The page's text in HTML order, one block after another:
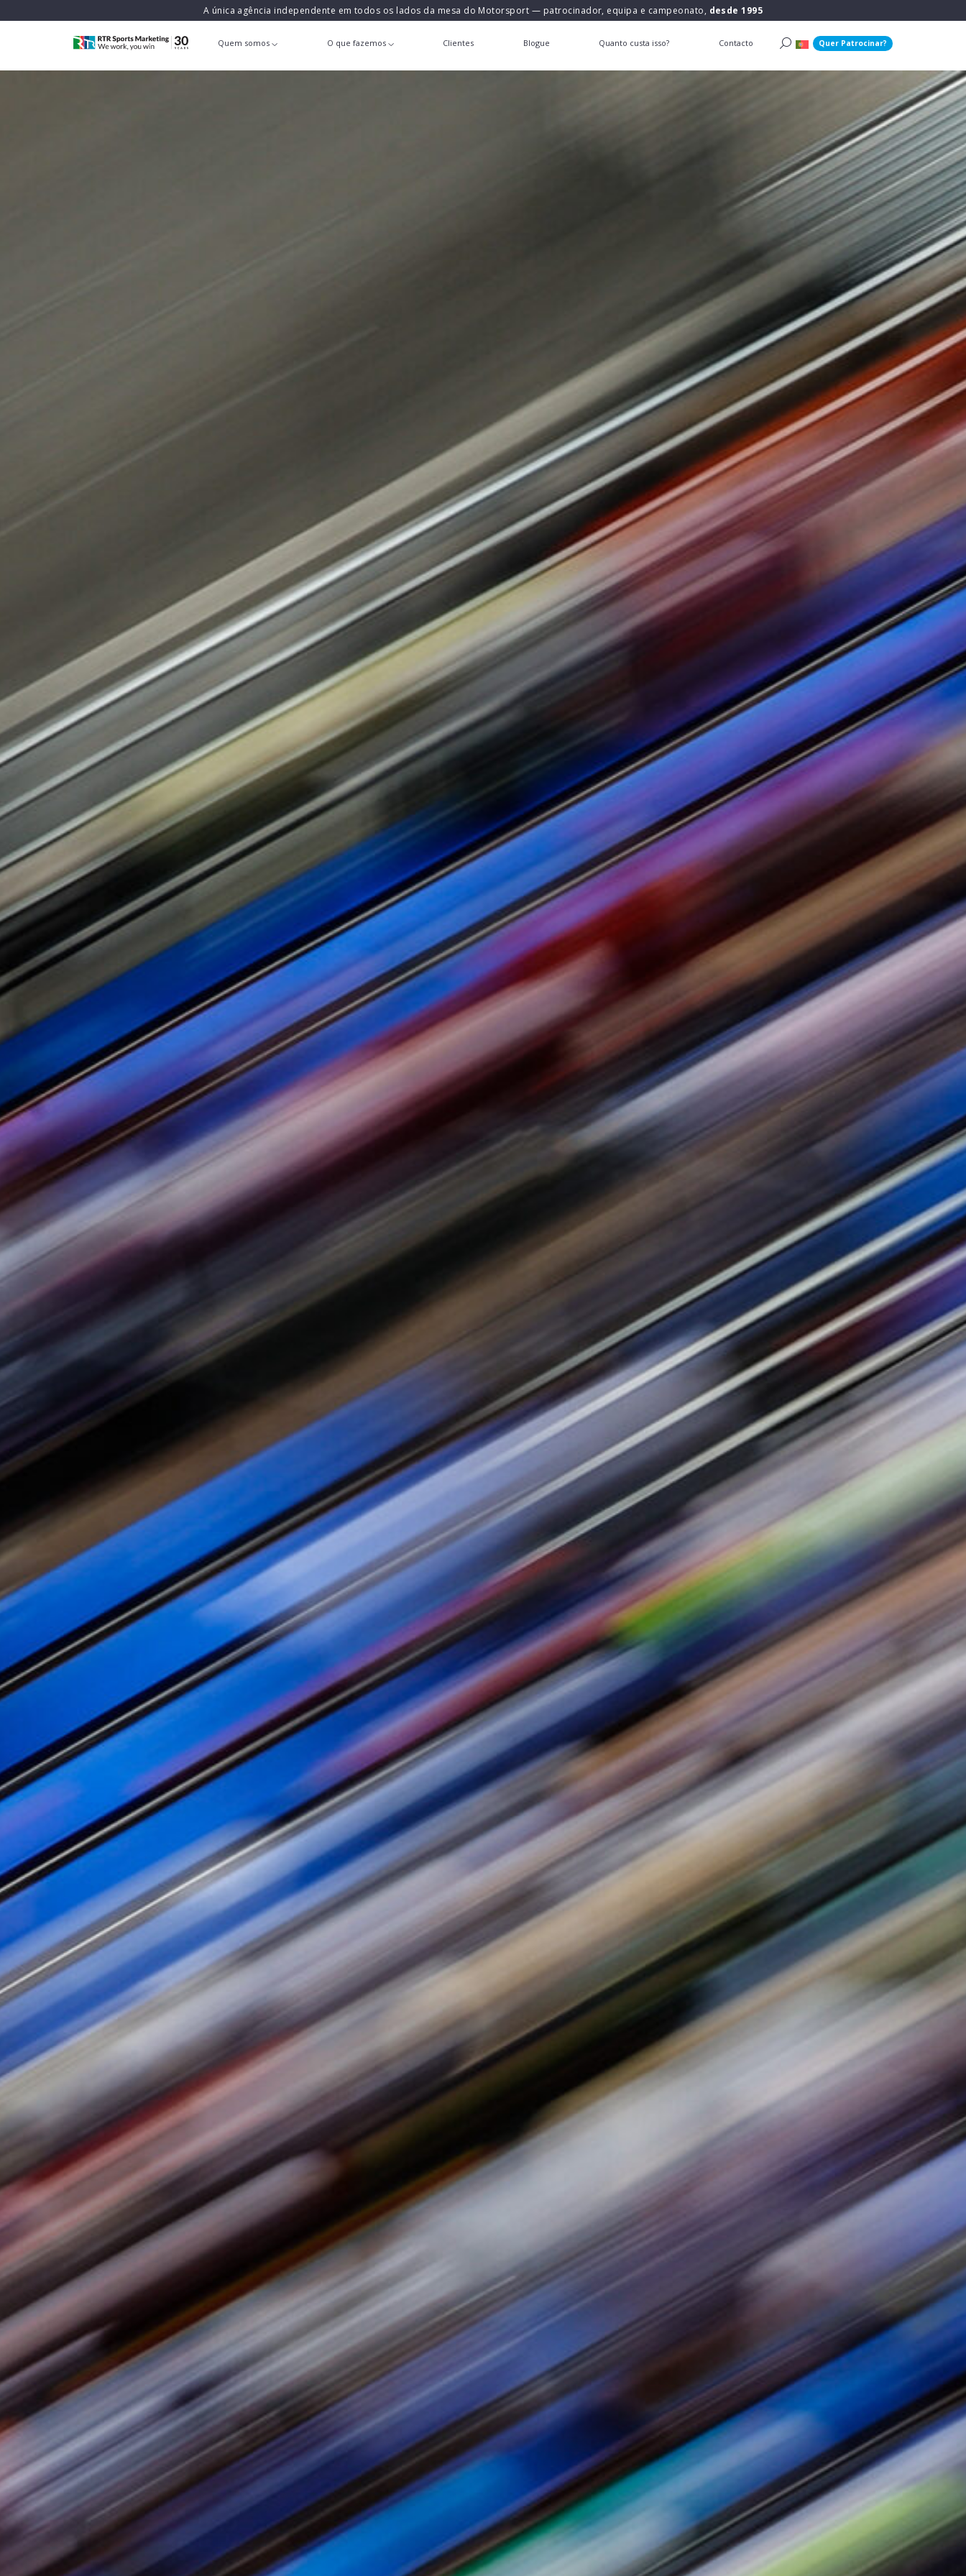
A única agência independente em todos os lados da mesa do Motorsport — patrocinador, equipa e campeonato, desde 1995
Quem somos O que fazemos Clientes Blogue Quanto custa isso? Contacto Quer Patrocinar?